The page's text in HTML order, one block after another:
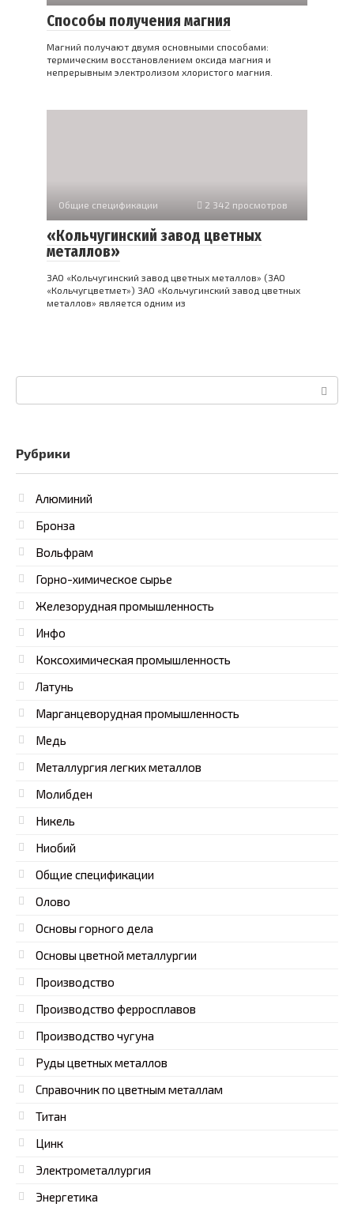
Способы получения магния
Магний получают двумя основными способами:
термическим восстановлением оксида магния и
непрерывным электролизом хлористого магния.
Общие спецификации 2 342 просмотров
«Кольчугинский завод цветных
металлов»
ЗАО «Кольчугинский завод цветных металлов» (ЗАО
«Кольчугцветмет») ЗАО «Кольчугинский завод цветных
металлов» является одним из
Поиск:
Рубрики
Алюминий
Бронза
Вольфрам
Горно-химическое сырье
Железорудная промышленность
Инфо
Коксохимическая промышленность
Латунь
Марганцеворудная промышленность
Медь
Металлургия легких металлов
Молибден
Никель
Ниобий
Общие спецификации
Олово
Основы горного дела
Основы цветной металлургии
Производство
Производство ферросплавов
Производство чугуна
Руды цветных металлов
Справочник по цветным металлам
Титан
Цинк
Электрометаллургия
Энергетика